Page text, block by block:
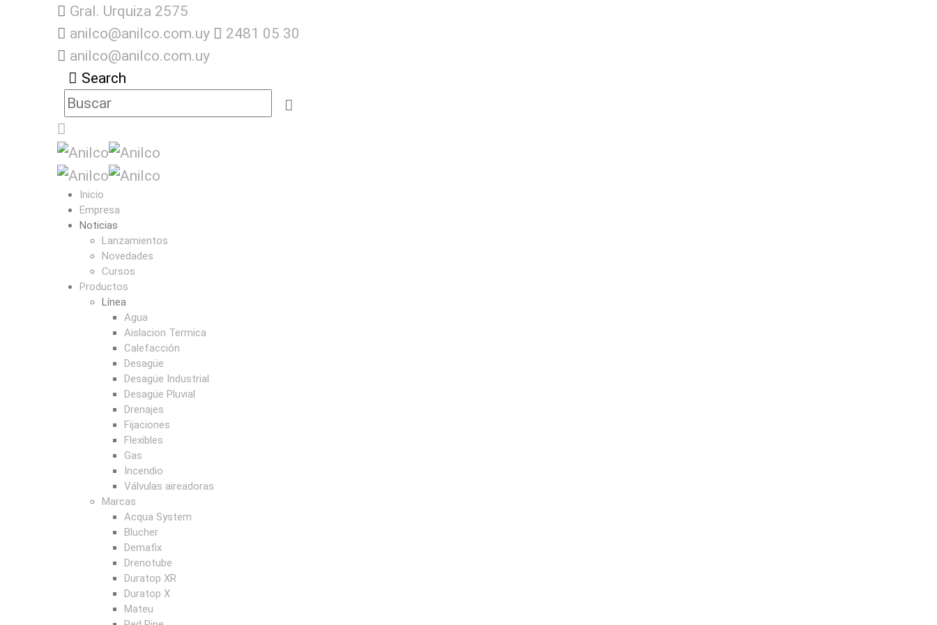
Gral. Urquiza 2575
anilco@anilco.com.uy
2481 05 30
anilco@anilco.com.uy
Search
Inicio
Empresa
Noticias
Lanzamientos
Novedades
Cursos
Productos
Línea
Agua
Aislacion Termica
Calefacción
Desagüe
Desagüe Industrial
Desagüe Pluvial
Drenajes
Fijaciones
Flexibles
Gas
Incendio
Válvulas aireadoras
Marcas
Acqua System
Blucher
Demafix
Drenotube
Duratop XR
Duratop X
Mateu